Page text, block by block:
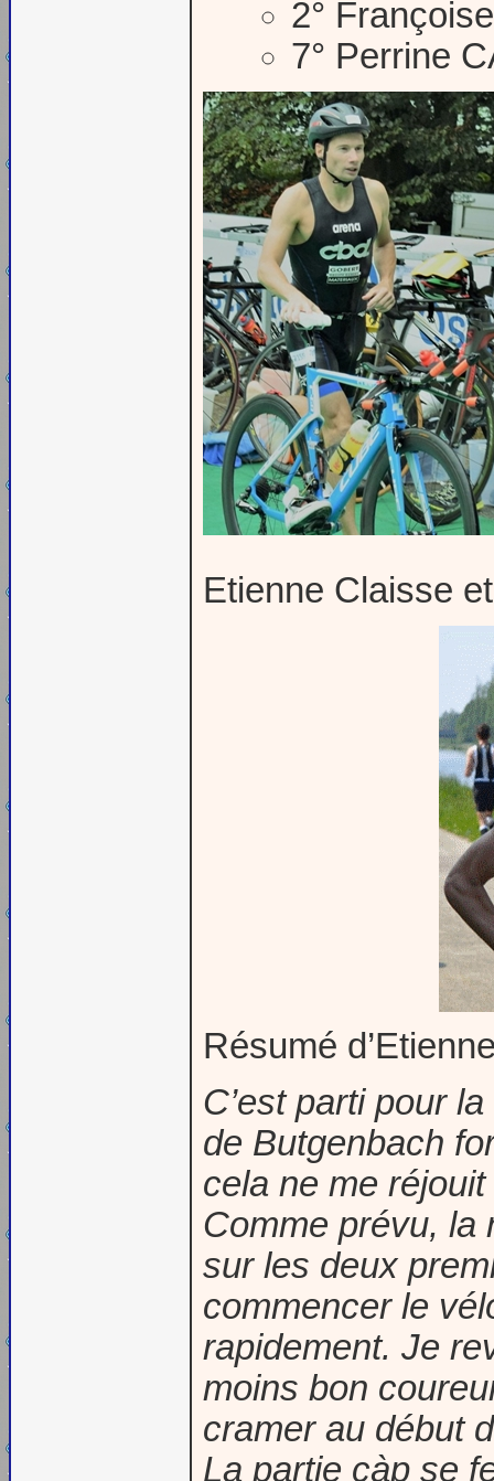
2°
7° Perrine
Etienne Claisse
Résumé
C’est parti pour
de Butgenbach
cela ne me
Comme prévu, la
sur les deux
commencer le
rapidement. Je
moins bon
cramer au début
La partie càp se